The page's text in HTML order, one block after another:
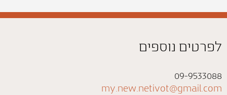
לפרטים נוספים
09-9533088
my.new.netivot@gmail.com